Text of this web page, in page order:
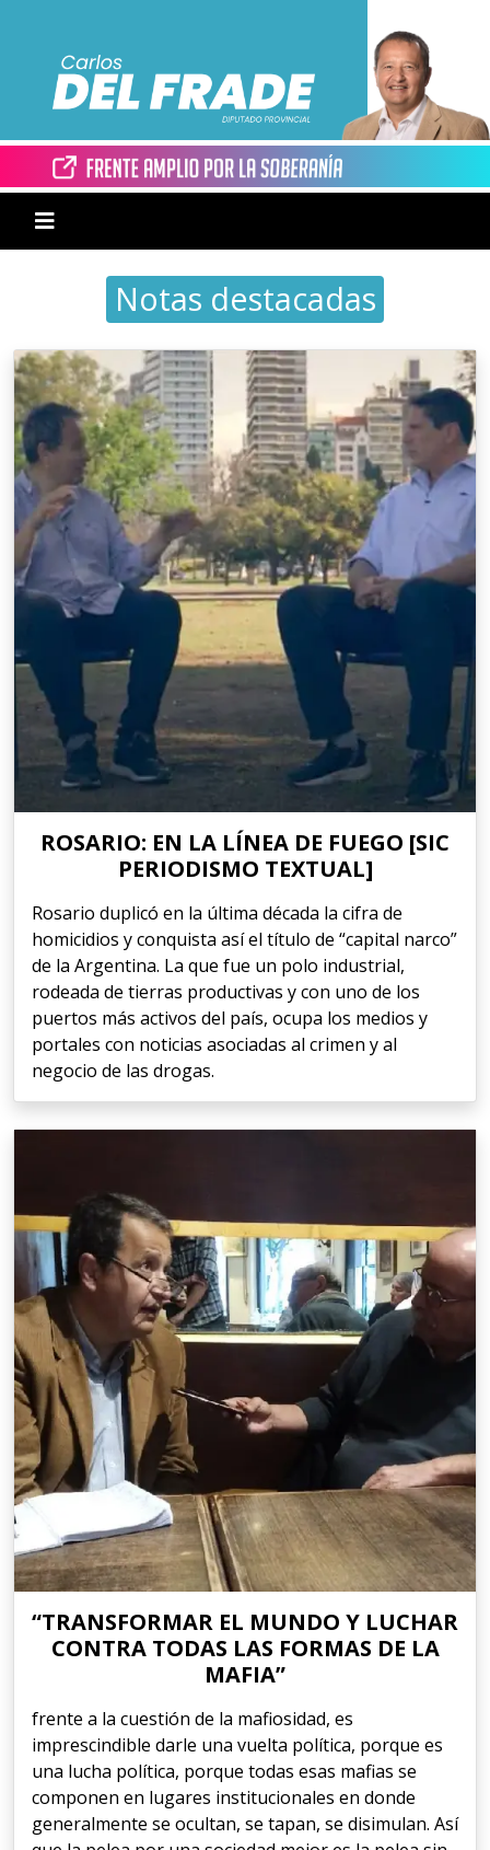
Notas destacadas
ROSARIO: EN LA LÍNEA DE FUEGO [SIC
PERIODISMO TEXTUAL]
Rosario duplicó en la última década la cifra de
homicidios y conquista así el título de “capital narco”
de la Argentina. La que fue un polo industrial,
rodeada de tierras productivas y con uno de los
puertos más activos del país, ocupa los medios y
portales con noticias asociadas al crimen y al
negocio de las drogas.
“TRANSFORMAR EL MUNDO Y LUCHAR
CONTRA TODAS LAS FORMAS DE LA
MAFIA”
frente a la cuestión de la mafiosidad, es
imprescindible darle una vuelta política, porque es
una lucha política, porque todas esas mafias se
componen en lugares institucionales en donde
generalmente se ocultan, se tapan, se disimulan. Así